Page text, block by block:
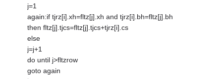
j=1
again:if tjrz[i].xh=fltz[j].xh and tjrz[i].bh=fltz[j].bh
then fltz[j].tjcs=fltz[j].tjcs+tjrz[i].cs
else
j=j+1
do until j>fltzrow
goto again